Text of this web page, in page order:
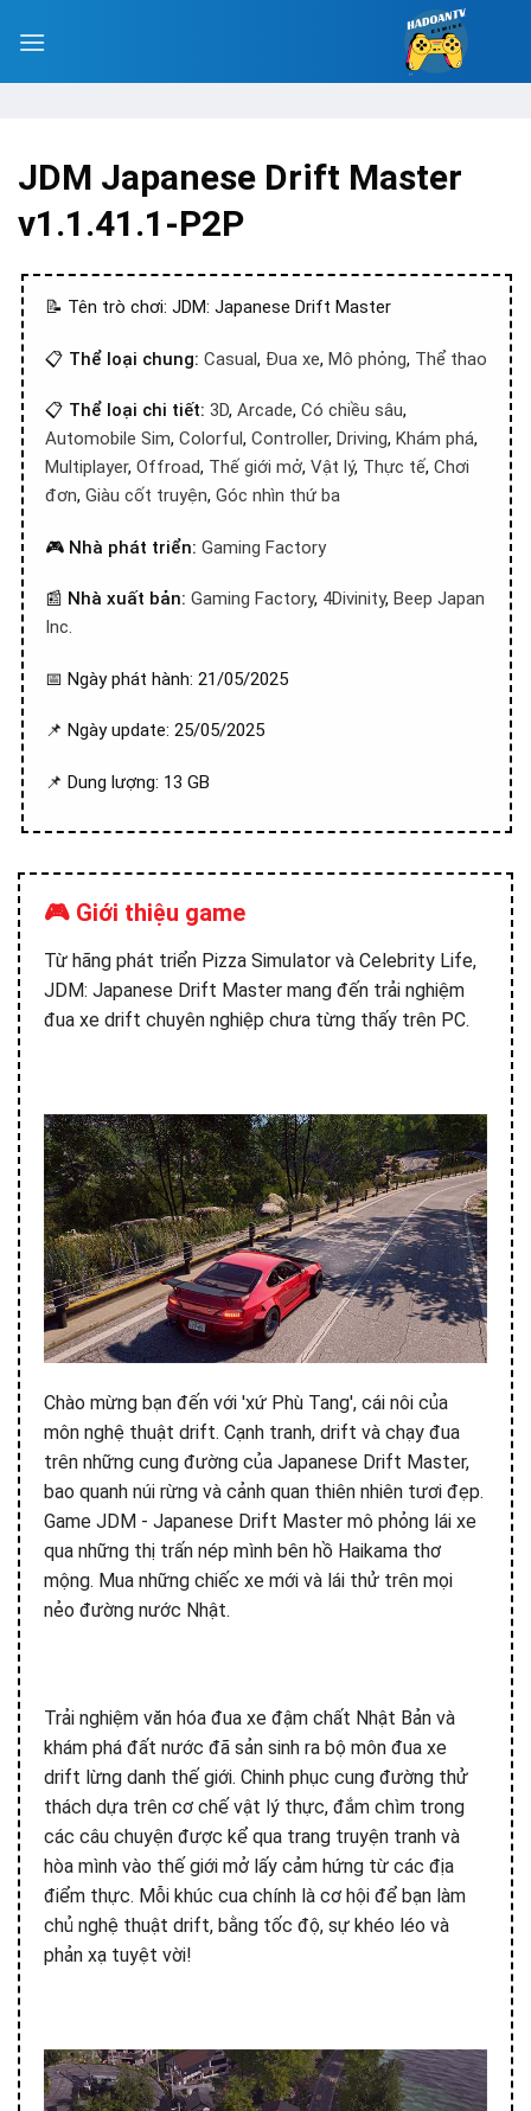
JDM Japanese Drift Master
v1.1.41.1-P2P
📝 Tên trò chơi: JDM: Japanese Drift Master
📋 Thể loại chung: Casual, Đua xe, Mô phỏng, Thể thao
📋 Thể loại chi tiết: 3D, Arcade, Có chiều sâu,
Automobile Sim, Colorful, Controller, Driving, Khám phá,
Multiplayer, Offroad, Thế giới mở, Vật lý, Thực tế, Chơi
đơn, Giàu cốt truyện, Góc nhìn thứ ba
🎮 Nhà phát triển: Gaming Factory
📰 Nhà xuất bản: Gaming Factory, 4Divinity, Beep Japan
Inc.
📅 Ngày phát hành: 21/05/2025
📌 Ngày update: 25/05/2025
📌 Dung lượng: 13 GB
🎮 Giới thiệu game
Từ hãng phát triển Pizza Simulator và Celebrity Life,
JDM: Japanese Drift Master mang đến trải nghiệm
đua xe drift chuyên nghiệp chưa từng thấy trên PC.
Chào mừng bạn đến với 'xứ Phù Tang', cái nôi của
môn nghệ thuật drift. Cạnh tranh, drift và chạy đua
trên những cung đường của Japanese Drift Master,
bao quanh núi rừng và cảnh quan thiên nhiên tươi đẹp.
Game JDM - Japanese Drift Master mô phỏng lái xe
qua những thị trấn nép mình bên hồ Haikama thơ
mộng. Mua những chiếc xe mới và lái thử trên mọi
nẻo đường nước Nhật.
Trải nghiệm văn hóa đua xe đậm chất Nhật Bản và
khám phá đất nước đã sản sinh ra bộ môn đua xe
drift lừng danh thế giới. Chinh phục cung đường thử
thách dựa trên cơ chế vật lý thực, đắm chìm trong
các câu chuyện được kể qua trang truyện tranh và
hòa mình vào thế giới mở lấy cảm hứng từ các địa
điểm thực. Mỗi khúc cua chính là cơ hội để bạn làm
chủ nghệ thuật drift, bằng tốc độ, sự khéo léo và
phản xạ tuyệt vời!